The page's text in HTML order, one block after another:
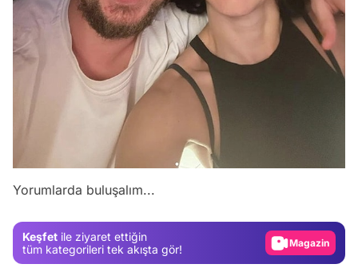
Yorumlarda buluşalım...
Keşfet ile ziyaret ettiğin
tüm kategorileri tek akışta gör!
Video